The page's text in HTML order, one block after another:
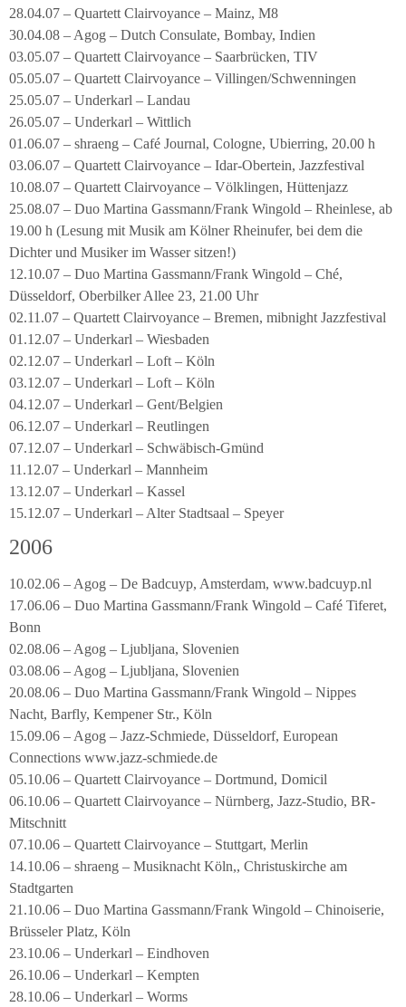
28.04.07 – Quartett Clairvoyance – Mainz, M8
30.04.08 – Agog – Dutch Consulate, Bombay, Indien
03.05.07 – Quartett Clairvoyance – Saarbrücken, TIV
05.05.07 – Quartett Clairvoyance – Villingen/Schwenningen
25.05.07 – Underkarl – Landau
26.05.07 – Underkarl – Wittlich
01.06.07 – shraeng – Café Journal, Cologne, Ubierring, 20.00 h
03.06.07 – Quartett Clairvoyance – Idar-Obertein, Jazzfestival
10.08.07 – Quartett Clairvoyance – Völklingen, Hüttenjazz
25.08.07 – Duo Martina Gassmann/Frank Wingold – Rheinlese, ab
19.00 h (Lesung mit Musik am Kölner Rheinufer, bei dem die
Dichter und Musiker im Wasser sitzen!)
12.10.07 – Duo Martina Gassmann/Frank Wingold – Ché,
Düsseldorf, Oberbilker Allee 23, 21.00 Uhr
02.11.07 – Quartett Clairvoyance – Bremen, mibnight Jazzfestival
01.12.07 – Underkarl – Wiesbaden
02.12.07 – Underkarl – Loft – Köln
03.12.07 – Underkarl – Loft – Köln
04.12.07 – Underkarl – Gent/Belgien
06.12.07 – Underkarl – Reutlingen
07.12.07 – Underkarl – Schwäbisch-Gmünd
11.12.07 – Underkarl – Mannheim
13.12.07 – Underkarl – Kassel
15.12.07 – Underkarl – Alter Stadtsaal – Speyer
2006
10.02.06 – Agog – De Badcuyp, Amsterdam, www.badcuyp.nl
17.06.06 – Duo Martina Gassmann/Frank Wingold – Café Tiferet,
Bonn
02.08.06 – Agog – Ljubljana, Slovenien
03.08.06 – Agog – Ljubljana, Slovenien
20.08.06 – Duo Martina Gassmann/Frank Wingold – Nippes
Nacht, Barfly, Kempener Str., Köln
15.09.06 – Agog – Jazz-Schmiede, Düsseldorf, European
Connections www.jazz-schmiede.de
05.10.06 – Quartett Clairvoyance – Dortmund, Domicil
06.10.06 – Quartett Clairvoyance – Nürnberg, Jazz-Studio, BR-
Mitschnitt
07.10.06 – Quartett Clairvoyance – Stuttgart, Merlin
14.10.06 – shraeng – Musiknacht Köln,, Christuskirche am
Stadtgarten
21.10.06 – Duo Martina Gassmann/Frank Wingold – Chinoiserie,
Brüsseler Platz, Köln
23.10.06 – Underkarl – Eindhoven
26.10.06 – Underkarl – Kempten
28.10.06 – Underkarl – Worms